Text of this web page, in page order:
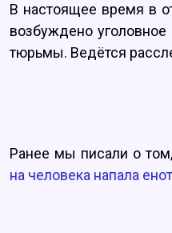
В настоящее время в
возбуждено
тюрьмы. Ведётся
Ранее мы писали о
на человека напала